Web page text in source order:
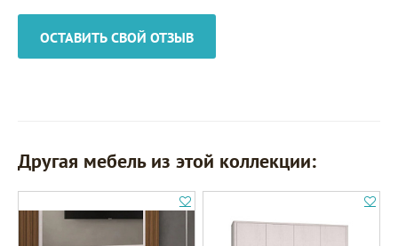
ОСТАВИТЬ СВОЙ ОТЗЫВ
Другая мебель из этой коллекции: